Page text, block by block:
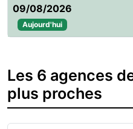
09/08/2026
Aujourd'hui
Les 6 agences
plus proches